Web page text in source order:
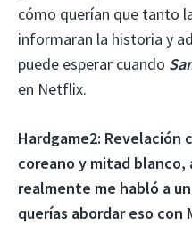
cómo querían que tanto
informaran la historia y
puede esperar cuando
en Netflix.
Hardgame2:
coreano y mitad blanco,
realmente me habló a
querías abordar eso con